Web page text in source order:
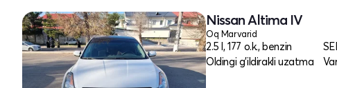
Nissan Altima IV
Oq Marvarid
2.5 l, 177 o.k., benzin
Oldingi g'ildirakli uzatma